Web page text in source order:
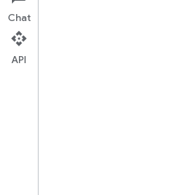
Configuración
Acceso a API
Autenticación de clientes
Chat
API